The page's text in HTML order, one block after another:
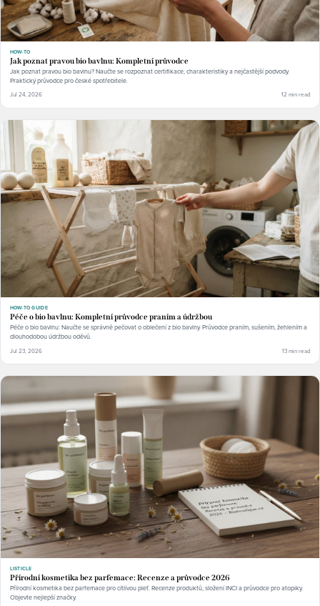
HOW-TO
Jak poznat pravou bio bavlnu: Kompletní průvodce
Jak poznat pravou bio bavlnu? Naučte se rozpoznat certifikace, charakteristiky a nejčastější podvody.
Praktický průvodce pro české spotřebitele.
Jul 24, 2026 12 min read
HOW-TO GUIDE
Péče o bio bavlnu: Kompletní průvodce praním a údržbou
Péče o bio bavlnu: Naučte se správně pečovat o oblečení z bio bavlny. Průvodce praním, sušením, žehlením a
dlouhodobou údržbou oděvů.
Jul 23, 2026 13 min read
LISTICLE
Přírodní kosmetika bez parfemace: Recenze a průvodce 2026
Přírodní kosmetika bez parfemace pro citlivou pleť. Recenze produktů, složení INCI a průvodce pro atopiky.
Objevte nejlepší značky.